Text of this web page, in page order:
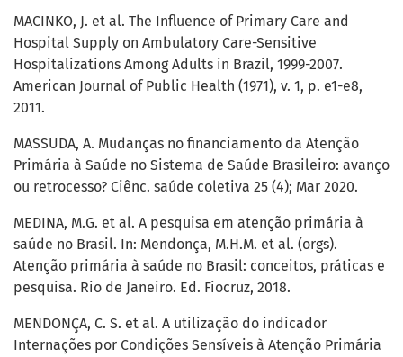
MACINKO, J. et al. The Influence of Primary Care and
Hospital Supply on Ambulatory Care-Sensitive
Hospitalizations Among Adults in Brazil, 1999-2007.
American Journal of Public Health (1971), v. 1, p. e1-e8,
2011.
MASSUDA, A. Mudanças no financiamento da Atenção
Primária à Saúde no Sistema de Saúde Brasileiro: avanço
ou retrocesso? Ciênc. saúde coletiva 25 (4); Mar 2020.
MEDINA, M.G. et al. A pesquisa em atenção primária à
saúde no Brasil. In: Mendonça, M.H.M. et al. (orgs).
Atenção primária à saúde no Brasil: conceitos, práticas e
pesquisa. Rio de Janeiro. Ed. Fiocruz, 2018.
MENDONÇA, C. S. et al. A utilização do indicador
Internações por Condições Sensíveis à Atenção Primária